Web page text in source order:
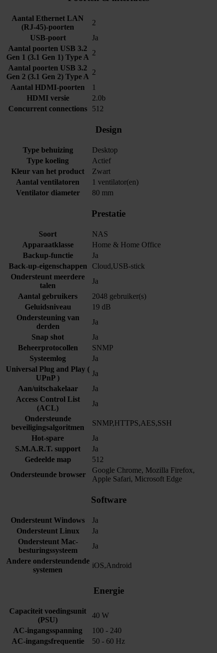
Aantal Ethernet LAN
(RJ-45)-poorten
2
USB-poort
Ja
Aantal poorten USB 3.2
Gen 1 (3.1 Gen 1) Type A
2
Aantal poorten USB 3.2
Gen 2 (3.1 Gen 2) Type A
2
Aantal HDMI-poorten
1
HDMI versie
2.0b
Concurrent connections
512
Design
Type behuizing
Desktop
Type koeling
Actief
Kleur van het product
Zwart
Aantal ventilatoren
1 ventilator(en)
Ventilator diameter
80 mm
Prestatie
Soort
NAS
Apparaatklasse
Home & Home Office
Backup-functie
Ja
Back-up-eigenschappen
Cloud,USB-stick
Ondersteunt meerdere
talen
Ja
Aantal gebruikers
2048 gebruiker(s)
Geluidsniveau
19 dB
Ondersteuning van
derden
Ja
Snap shot
Ja
Beheerprotocollen
SNMP
Systeemlog
Ja
Universal Plug and Play (
UPnP )
Ja
Aan/uitschakelaar
Ja
Access Control List
(ACL)
Ja
Ondersteunde
beveiligingsalgoritmen
SNMP,HTTPS,AES,SSH
Hot-spare
Ja
S.M.A.R.T. support
Ja
Gedeelde map
512
Ondersteunde browser
Google Chrome, Mozilla Firefox,
Apple Safari, Microsoft Edge
Software
Ondersteunt Windows
Ja
Ondersteunt Linux
Ja
Ondersteunt Mac-
besturingssysteem
Ja
Andere ondersteundende
systemen
iOS,Android
Energie
Capaciteit voedingsunit
(PSU)
40 W
AC-ingangsspanning
100 - 240
AC-ingangsfrequentie
50 - 60 Hz